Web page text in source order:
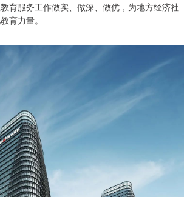
育服务工作做实、做深、做优，为地方经济社
育力量。